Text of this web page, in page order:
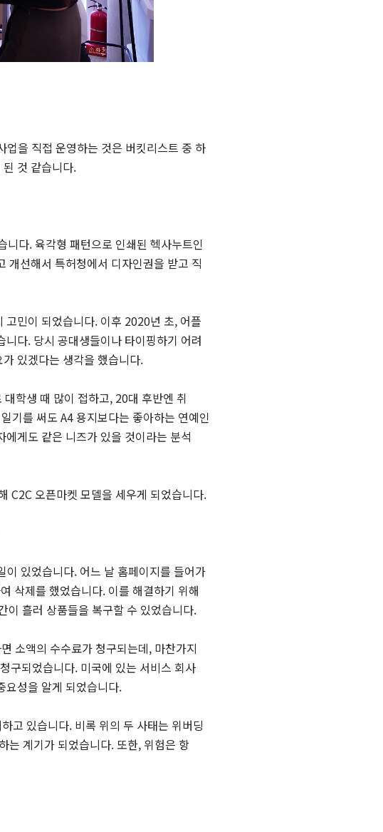
업을 직접 운영하는 것은 버킷리스트 중 하
것 같습니다.
다. 육각형 패턴으로 인쇄된 헥사누트인
개선해서 특허청에서 디자인권을 받고 직
민이 되었습니다. 이후 2020년 초, 어플
다. 당시 공대생들이나 타이핑하기 어려
있겠다는 생각을 했습니다.
학생 때 많이 접하고, 20대 후반엔 취
기를 써도 A4 용지보다는 좋아하는 연예인
게도 같은 니즈가 있을 것이라는 분석
C2C 오픈마켓 모델을 세우게 되었습니다.
있었습니다. 어느 날 홈페이지를 들어가
삭제를 했었습니다. 이를 해결하기 위해
이 흘러 상품들을 복구할 수 있었습니다.
소액의 수수료가 청구되는데, 마찬가지
구되었습니다. 미국에 있는 서비스 회사
요성을 알게 되었습니다.
고 있습니다. 비록 위의 두 사태는 위버딩
는 계기가 되었습니다. 또한, 위험은 항